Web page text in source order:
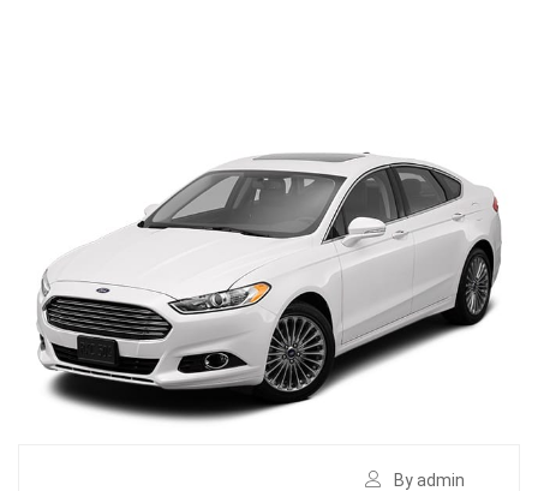
By admin